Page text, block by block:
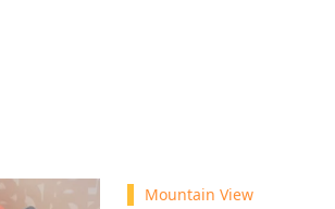
Mountain View